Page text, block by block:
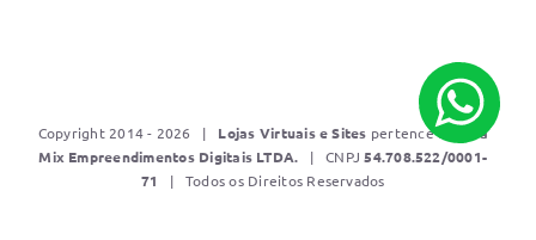
Copyright 2014 - 2026 | Lojas Virtuais e Sites pertence a
Mídia
Mix Empreendimentos Digitais LTDA. | CNPJ54.708.522/0001-
71
| Todos os Direitos Reservados